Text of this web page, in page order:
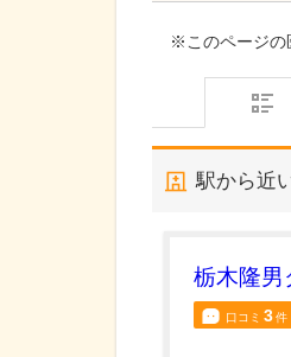
※このページの
駅から近
栃木隆男
口コミ 3件